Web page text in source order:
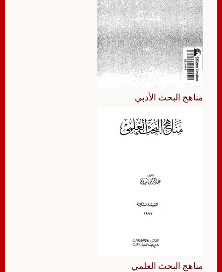
مناهج البحث الأدبي
مناهج البحث العلمي